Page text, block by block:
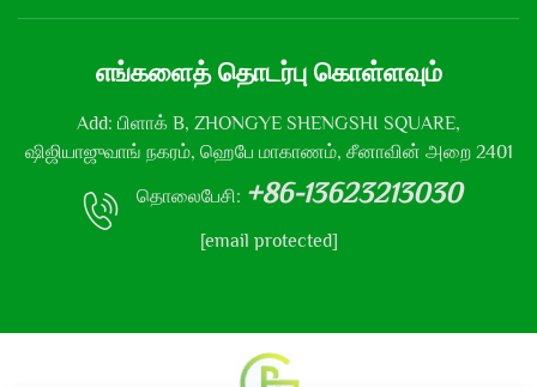
எங்களைத் தொடர்பு கொள்ளவும்
Add: பிளாக் B, ZHONGYE SHENGSHI SQUARE,
ஷிஜியாஜுவாங் நகரம், ஹெபே மாகாணம், சீனாவின் அறை 2401
தொலைபேசி: +86-13623213030
[email protected]